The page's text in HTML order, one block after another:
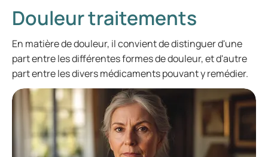
Douleur traitements
En matière de douleur, il convient de distinguer d'une
part entre les différentes formes de douleur, et d'autre
part entre les divers médicaments pouvant y remédier.